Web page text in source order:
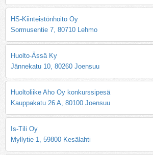
HS-Kiinteistönhoito Oy
Sormusentie 7, 80710 Lehmo
Huolto-Ässä Ky
Jännekatu 10, 80260 Joensuu
Huoltoliike Aho Oy konkurssipesä
Kauppakatu 26 A, 80100 Joensuu
Is-Tili Oy
Myllytie 1, 59800 Kesälahti